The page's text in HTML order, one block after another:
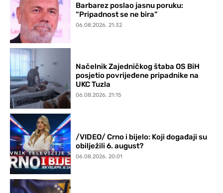
Barbarez poslao jasnu poruku:
“Pripadnost se ne bira”
06.08.2026. 21:32
Načelnik Zajedničkog štaba OS BiH
posjetio povrijeđene pripadnike na
UKC Tuzla
06.08.2026. 21:15
/VIDEO/ Crno i bijelo: Koji događaji su
obilježili 6. august?
06.08.2026. 20:01